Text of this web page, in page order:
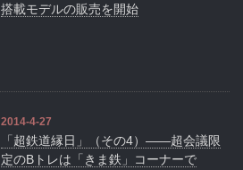
搭載モデルの販売を開始
2014-4-27
「超鉄道縁日」（その4）――超会議限
定のBトレは「きま鉄」コーナーで